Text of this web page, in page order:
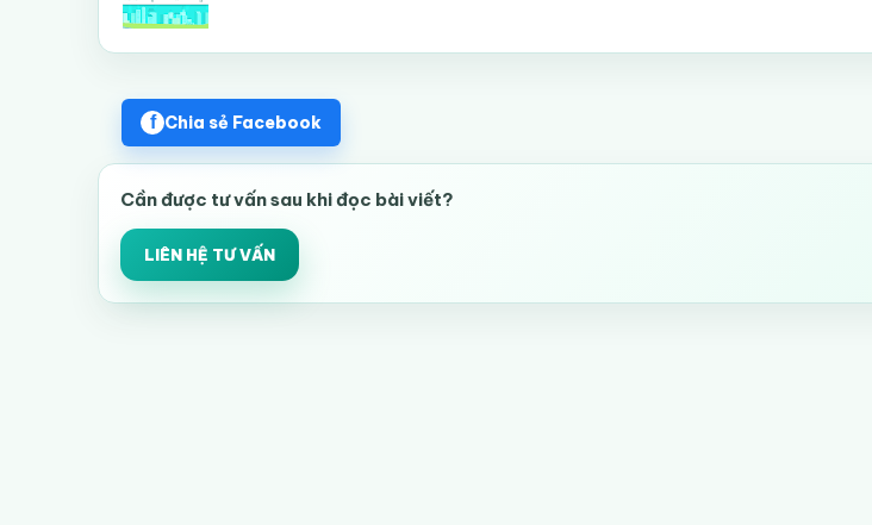
Chia sẻ Facebook
Cần được tư vấn sau khi đọc bài viết?
LIÊN HỆ TƯ VẤN